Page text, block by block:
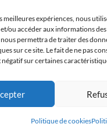
meilleures expériences, nous
ou accéder aux informations
permettra de traiter des
sur ce site. Le fait de ne pas
sur certaines
Politique de cookies
cléments,
Téléphone
Email :